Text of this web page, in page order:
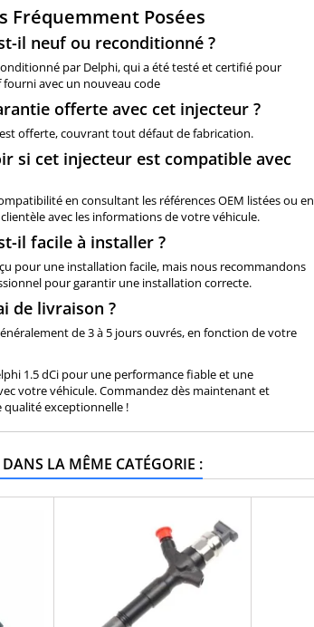
Fréquemment Posées
il neuf ou reconditionné ?
par Delphi, qui a été testé et certifié pour
avec un nouveau code
offerte avec cet injecteur ?
offerte, couvrant tout défaut de fabrication.
si cet injecteur est compatible avec
en consultant les références OEM listées ou en
avec les informations de votre véhicule.
il facile à installer ?
pour une installation facile, mais nous recommandons
pour garantir une installation correcte.
de livraison ?
de 3 à 5 jours ouvrés, en fonction de votre
1.5 dCi pour une performance fiable et une
votre véhicule. Commandez dès maintenant et
exceptionnelle !
LA MÊME CATÉGORIE :